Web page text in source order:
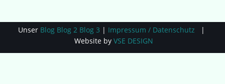
Unser Blog Blog 2 Blog 3 | Impressum / Datenschutz |
Website by VSE DESIGN